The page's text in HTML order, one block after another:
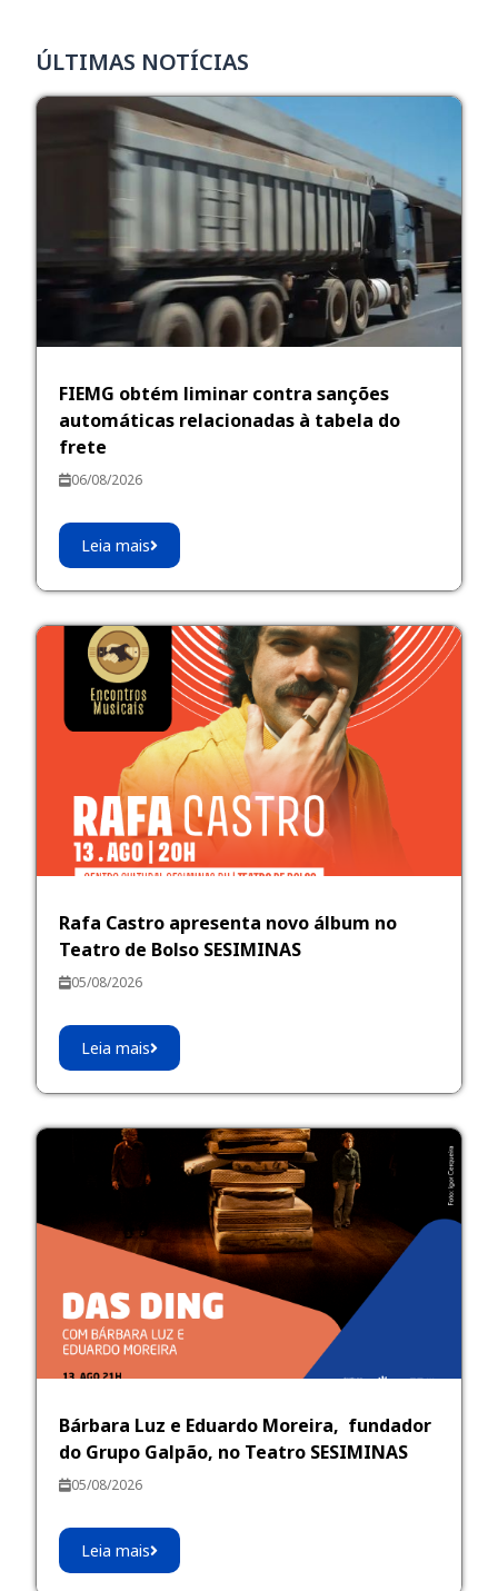
ÚLTIMAS NOTÍCIAS
FIEMG obtém liminar contra sanções
automáticas relacionadas à tabela do
frete
06/08/2026
Leia mais
Rafa Castro apresenta novo álbum no
Teatro de Bolso SESIMINAS
05/08/2026
Leia mais
Bárbara Luz e Eduardo Moreira, fundador
do Grupo Galpão, no Teatro SESIMINAS
05/08/2026
Leia mais